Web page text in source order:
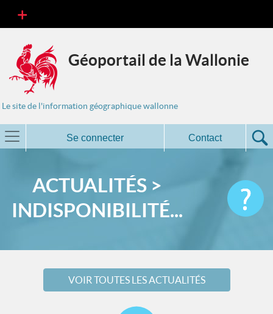
Géoportail de la Wallonie
Le site de l'information géographique wallonne
Se connecter Contact
ACTUALITÉS >
INDISPONIBILITÉ...
VOIR TOUTES LES ACTUALITÉS